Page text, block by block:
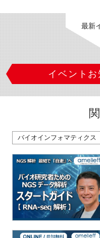
最新
イベント
バイオインフォマティクス